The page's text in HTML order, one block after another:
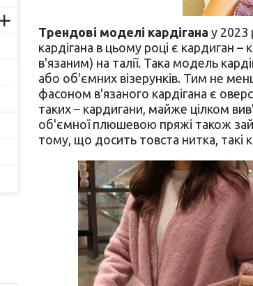
Трендові моделі кардігана у 2023
кардігана в цьому році є кардиган
в'язаним) на талії. Така модель
або об'ємних візерунків. Тим не
фасоном в'язаного кардігана є
таких – кардигани, майже цілком
об'ємної плюшевою пряжі також
тому, що досить товста нитка, такі